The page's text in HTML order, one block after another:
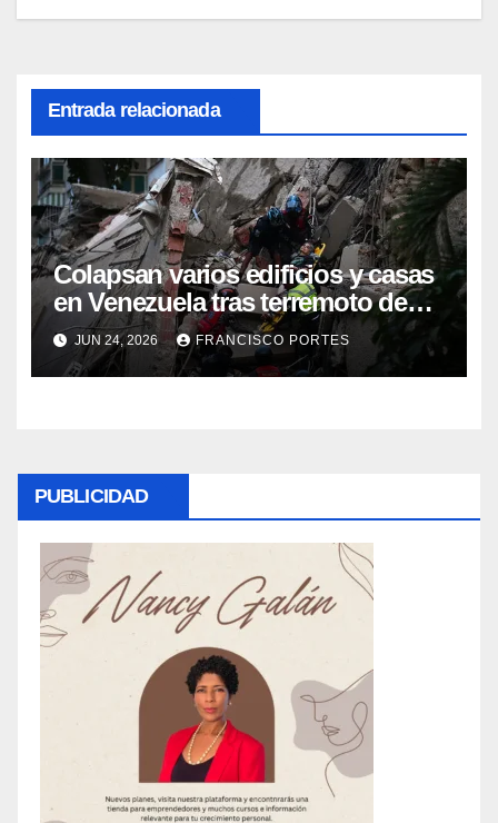
Entrada relacionada
Colapsan varios edificios y casas
en Venezuela tras terremoto de
7.1, reportan heridos
JUN 24, 2026 FRANCISCO PORTES
PUBLICIDAD